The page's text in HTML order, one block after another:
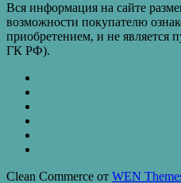
Вся информация на сайте
возможности покупателю
приобретением, и не является
ГК РФ).
кредит
Clean Commerce от WEN